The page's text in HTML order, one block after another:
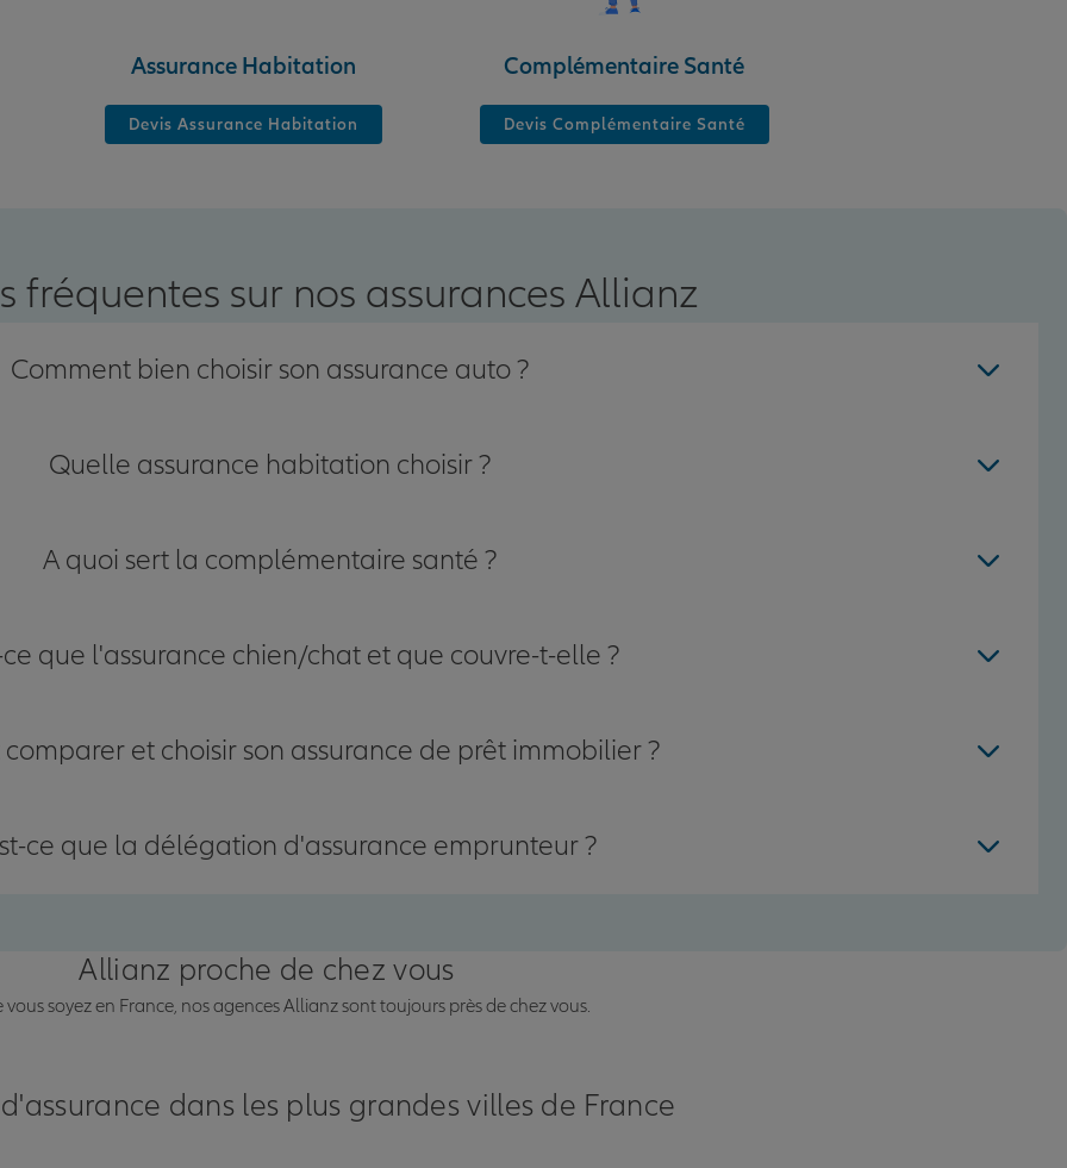
Assurance Habitation
Devis Assurance Habitation
Complémentaire Santé
Devis Complémentaire Santé
fréquentes sur nos assurances Allianz
Comment bien choisir son assurance auto ?
Quelle assurance habitation choisir ?
A quoi sert la complémentaire santé ?
que l'assurance chien/chat et que couvre-t-elle ?
et choisir son assurance de prêt immobilier ?
ce que la délégation d'assurance emprunteur ?
Allianz proche de chez vous
vous soyez en France, nos agences Allianz sont toujours près de chez vous.
dans les plus grandes villes de France